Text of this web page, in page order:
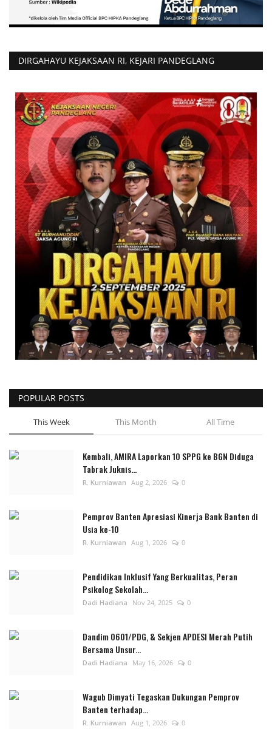
DIRGAHAYU KEJAKSAAN RI, KEJARI PANDEGLANG
POPULAR POSTS
This Week This Month All Time
Kembali, AMIRA Laporkan 10 SPPG ke BGN Diduga
Tabrak Juknis...
R. Kurniawan Aug 2, 2026 0
Pemprov Banten Apresiasi Kinerja Bank Banten di
Usia ke-10
R. Kurniawan Aug 1, 2026 0
Pendidikan Inklusif Yang Berkualitas, Peran
Psikolog Sekolah...
Dadi Hadiana Nov 24, 2025 0
Dandim 0601/PDG, & Sekjen APDESI Merah Putih
Bersama Unsur...
Dadi Hadiana May 16, 2026 0
Wagub Dimyati Tegaskan Dukungan Pemprov
Banten terhadap...
R. Kurniawan Aug 1, 2026 0